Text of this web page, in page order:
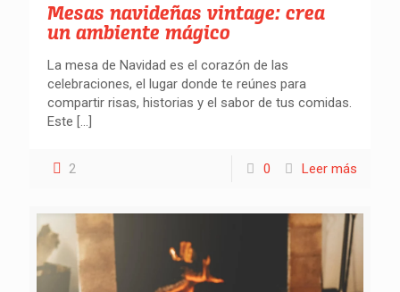
Mesas navideñas vintage: crea
un ambiente mágico
La mesa de Navidad es el corazón de las
celebraciones, el lugar donde te reúnes para
compartir risas, historias y el sabor de tus comidas.
Este […]
2 0 Leer más